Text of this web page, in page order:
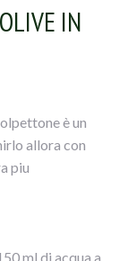
IN
è un
allora con
piu
ml di acqua a